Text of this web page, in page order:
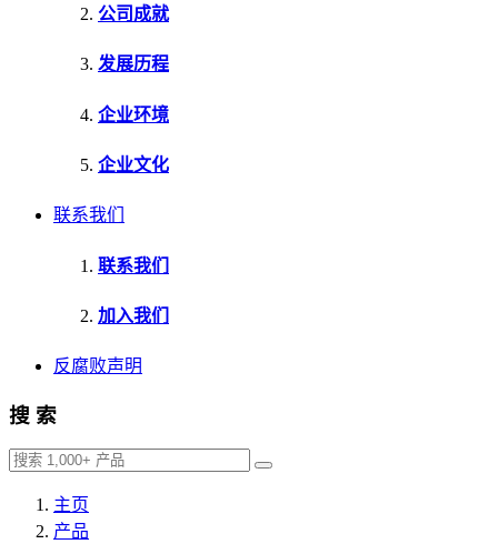
公司成就
发展历程
企业环境
企业文化
联系我们
联系我们
加入我们
反腐败声明
搜 索
主页
产品